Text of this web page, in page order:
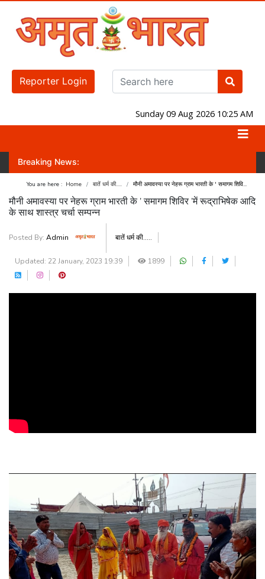
Reporter Login
Sunday 09 Aug 2026 10:25 AM
Breaking News:
का नंबर गेम! जंतर-मंतर पर होगा प्रदर्शन! वक्फ संशोधन विधेयक के खिलाफ ,
You are here : Home बातें धर्म की..... मौनी अमावस्या पर नेहरू ग्राम भारती के ' समागम शिवि...
मौनी अमावस्या पर नेहरू ग्राम भारती के ' समागम शिविर 'में रूद्राभिषेक आदि
के साथ शास्त्र चर्चा सम्पन्न
Posted By: Admin बातें धर्म की.....
Updated: 22 January, 2023 19:39 1899